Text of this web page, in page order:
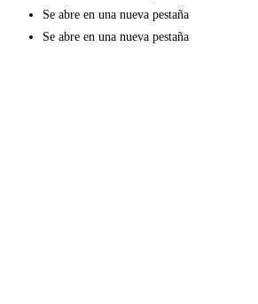
Se abre en una nueva pestaña
Se abre en una nueva pestaña